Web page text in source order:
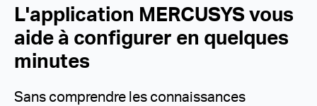
L'application MERCUSYS vous
aide à configurer en quelques
minutes
Sans comprendre les connaissances